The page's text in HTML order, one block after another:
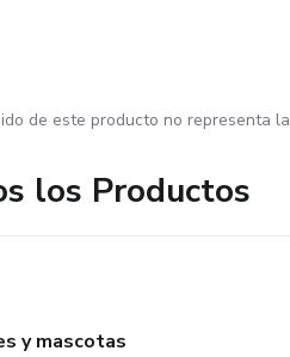
de este producto no representa
los Productos
y mascotas